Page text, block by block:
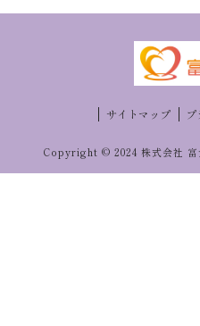
サイトマップ
Copyright © 2024 株式会社